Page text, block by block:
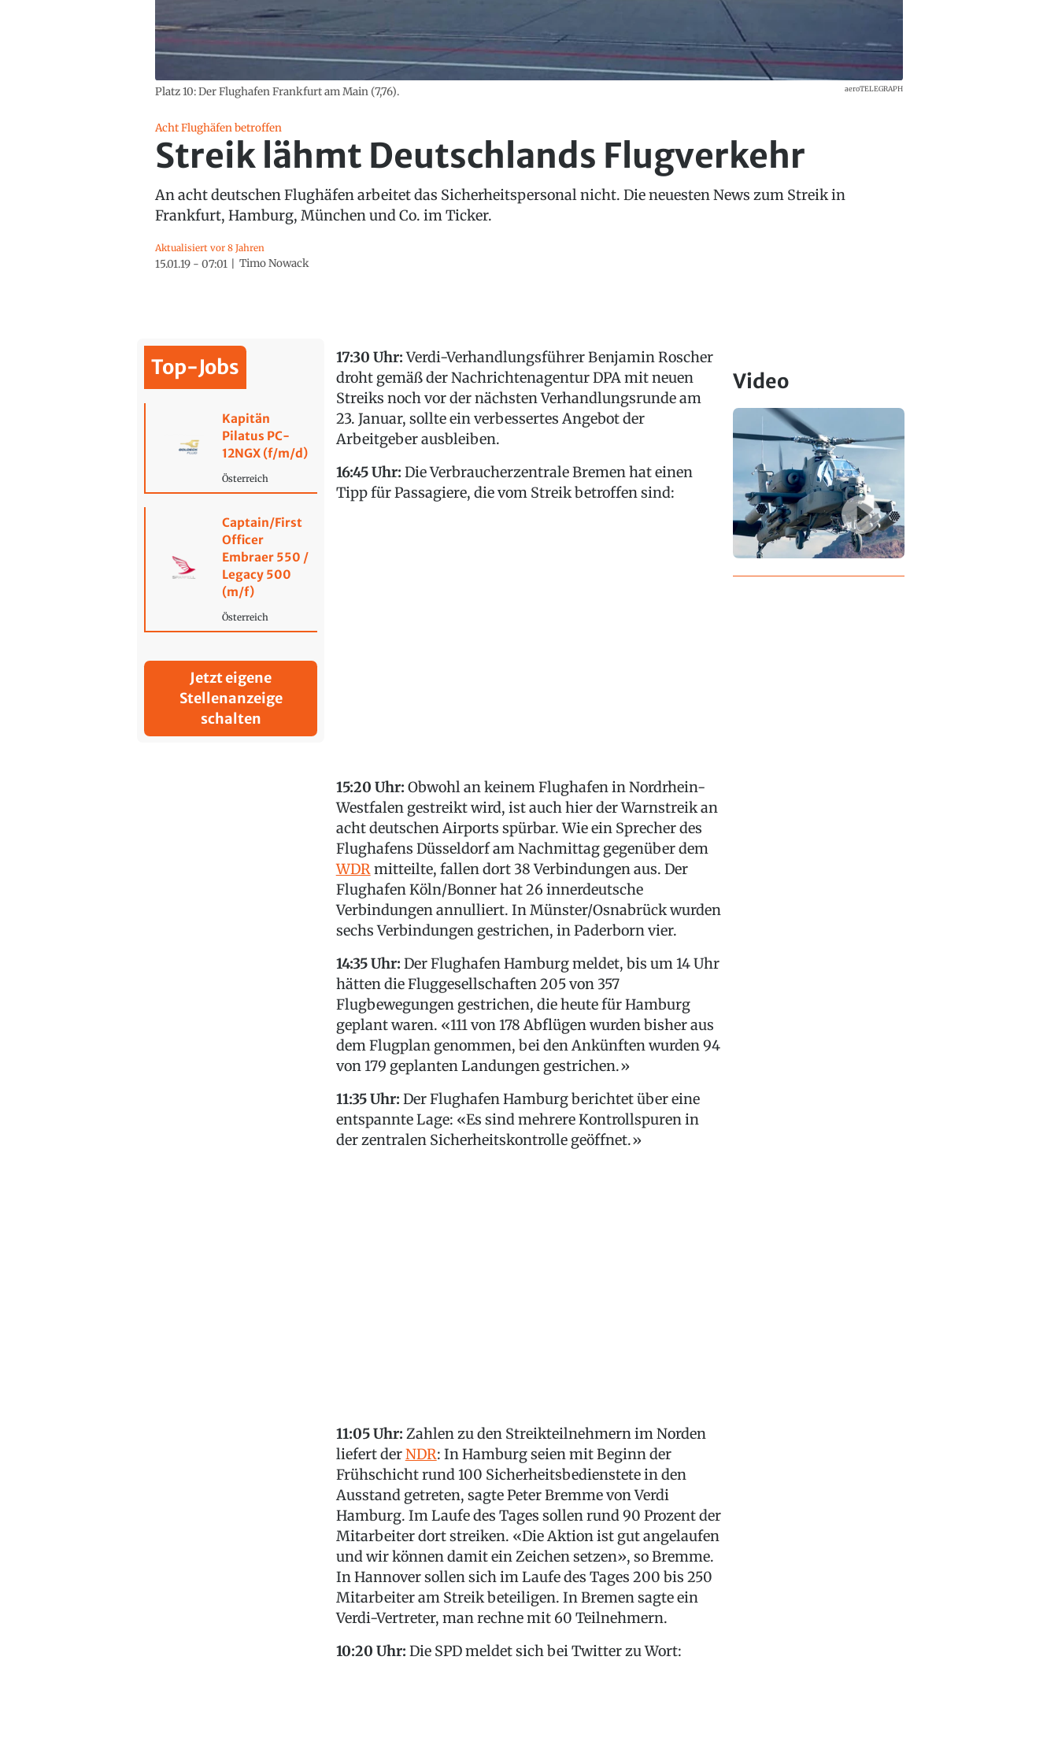
Platz 10: Der Flughafen Frankfurt am Main (7,76). aeroTELEGRAPH
Acht Flughäfen betroffen
Streik lähmt Deutschlands Flugverkehr
An acht deutschen Flughäfen arbeitet das Sicherheitspersonal nicht. Die neuesten News zum Streik in
Frankfurt, Hamburg, München und Co. im Ticker.
Aktualisiert vor 8 Jahren
15.01.19 - 07:01 Timo Nowack
Top-Jobs
Kapitän
Pilatus PC-
12NGX (f/m/d)
Österreich
Captain/First
Officer
Embraer 550 /
Legacy 500
(m/f)
Österreich
Jetzt eigene
Stellenanzeige
schalten
17:30 Uhr:Verdi-Verhandlungsführer Benjamin Roscher
droht gemäß der Nachrichtenagentur DPA mit neuen
Streiks noch vor der nächsten Verhandlungsrunde am
23. Januar, sollte ein verbessertes Angebot der
Arbeitgeber ausbleiben.
16:45 Uhr: Die Verbraucherzentrale Bremen hat einen
Tipp für Passagiere, die vom Streik betroffen sind:
15:20 Uhr: Obwohl an keinem Flughafen in Nordrhein-
Westfalen gestreikt wird, ist auch hier der Warnstreik an
acht deutschen Airports spürbar. Wie ein Sprecher des
Flughafens Düsseldorf am Nachmittag gegenüber dem
WDRmitteilte, fallen dort 38 Verbindungen aus. Der
Flughafen Köln/Bonner hat 26 innerdeutsche
Verbindungen annulliert. In Münster/Osnabrück wurden
sechs Verbindungen gestrichen, in Paderborn vier.
14:35 Uhr: Der Flughafen Hamburg meldet, bis um 14 Uhr
hätten die Fluggesellschaften 205 von 357
Flugbewegungen gestrichen, die heute für Hamburg
geplant waren. «111 von 178 Abflügen wurden bisher aus
dem Flugplan genommen, bei den Ankünften wurden 94
von 179 geplanten Landungen gestrichen.»
11:35 Uhr: Der Flughafen Hamburg berichtet über eine
entspannte Lage: «Es sind mehrere Kontrollspuren in
der zentralen Sicherheitskontrolle geöffnet.»
11:05 Uhr: Zahlen zu den Streikteilnehmern im Norden
liefert derNDR: In Hamburg seien mit Beginn der
Frühschicht rund 100 Sicherheitsbedienstete in den
Ausstand getreten, sagte Peter Bremme von Verdi
Hamburg. Im Laufe des Tages sollen rund 90 Prozent der
Mitarbeiter dort streiken. «Die Aktion ist gut angelaufen
und wir können damit ein Zeichen setzen», so Bremme.
In Hannover sollen sich im Laufe des Tages 200 bis 250
Mitarbeiter am Streik beteiligen. In Bremen sagte ein
Verdi-Vertreter, man rechne mit 60 Teilnehmern.
10:20 Uhr: Die SPD meldet sich bei Twitter zu Wort:
Video